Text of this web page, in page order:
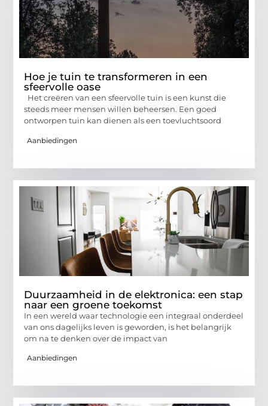
Hoe je tuin te transformeren in een
sfeervolle oase
Het creëren van een sfeervolle tuin is een kunst die
steeds meer mensen willen beheersen. Een goed
ontworpen tuin kan dienen als een toevluchtsoord
Aanbiedingen
Duurzaamheid in de elektronica: een stap
naar een groene toekomst
In een wereld waar technologie een integraal onderdeel
van ons dagelijks leven is geworden, is het belangrijk
om na te denken over de impact van
Aanbiedingen